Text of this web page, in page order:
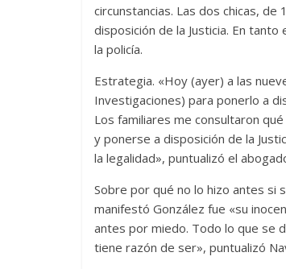
circunstancias. Las dos chicas,
disposición de la Justicia. En
la policía.
Estrategia. «Hoy (ayer) a las
Investigaciones) para ponerlo a
Los familiares me consultaron
y ponerse a disposición de la
la legalidad», puntualizó el
Sobre por qué no lo hizo antes si
manifestó González fue «su
antes por miedo. Todo lo que se
tiene razón de ser», puntualizó